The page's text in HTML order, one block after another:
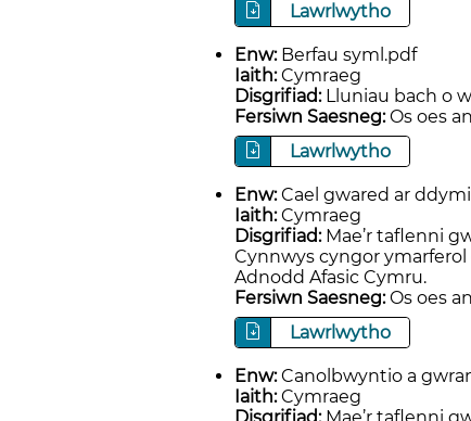
Lawrlwytho
Enw: Berfau syml.pdf
Iaith:Cymraeg
Disgrifiad: Lluniau bach o
Fersiwn Saesneg:Os oes
Lawrlwytho
Enw:Cael gwared ar
Iaith:Cymraeg
Disgrifiad: Mae’r taflenni
Cynnwys cyngor
Adnodd Afasic Cymru.
Fersiwn Saesneg:Os oes
Lawrlwytho
Enw:Canolbwyntio a
Iaith:Cymraeg